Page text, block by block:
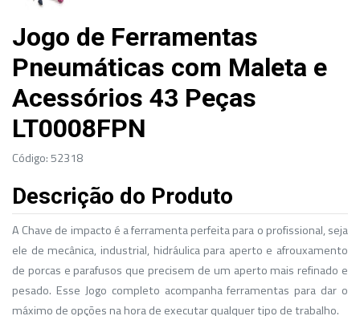
Jogo de Ferramentas
Pneumáticas com Maleta e
Acessórios 43 Peças
LT0008FPN
Código: 52318
Descrição do Produto
A Chave de impacto é a ferramenta perfeita para o profissional, seja
ele de mecânica, industrial, hidráulica para aperto e afrouxamento
de porcas e parafusos que precisem de um aperto mais refinado e
pesado. Esse Jogo completo acompanha ferramentas para dar o
máximo de opções na hora de executar qualquer tipo de trabalho.